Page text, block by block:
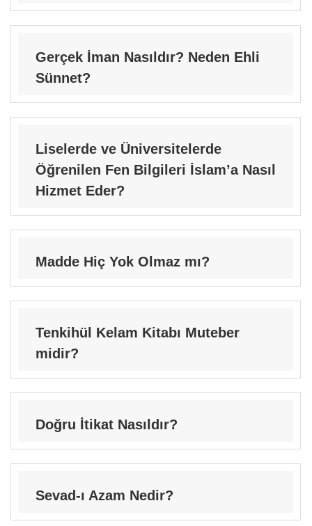
Gerçek İman Nasıldır? Neden Ehli
Sünnet?
Liselerde ve Üniversitelerde
Öğrenilen Fen Bilgileri İslam’a Nasıl
Hizmet Eder?
Madde Hiç Yok Olmaz mı?
Tenkihül Kelam Kitabı Muteber
midir?
Doğru İtikat Nasıldır?
Sevad-ı Azam Nedir?